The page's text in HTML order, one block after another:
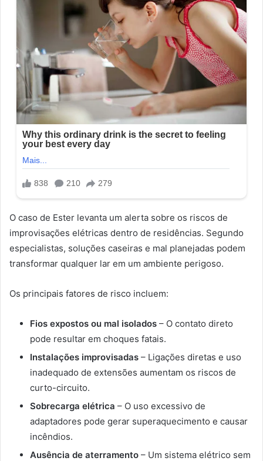
O caso de Ester levanta um alerta sobre os riscos de
improvisações elétricas dentro de residências. Segundo
especialistas, soluções caseiras e mal planejadas podem
transformar qualquer lar em um ambiente perigoso.
Os principais fatores de risco incluem:
Fios expostos ou mal isolados – O contato direto
pode resultar em choques fatais.
Instalações improvisadas – Ligações diretas e uso
inadequado de extensões aumentam os riscos de
curto-circuito.
Sobrecarga elétrica – O uso excessivo de
adaptadores pode gerar superaquecimento e causar
incêndios.
Ausência de aterramento – Um sistema elétrico sem